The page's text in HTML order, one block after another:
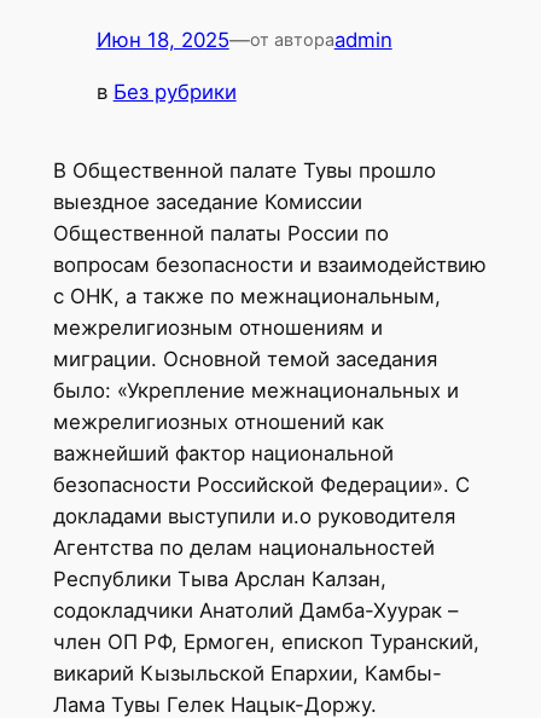
Июн 18, 2025—от автораadmin
в Без рубрики
В Общественной палате Тувы прошло
выездное заседание Комиссии
Общественной палаты России по
вопросам безопасности и взаимодействию
с ОНК, а также по межнациональным,
межрелигиозным отношениям и
миграции. Основной темой заседания
было: «Укрепление межнациональных и
межрелигиозных отношений как
важнейший фактор национальной
безопасности Российской Федерации». С
докладами выступили и.о руководителя
Агентства по делам национальностей
Республики Тыва Арслан Калзан,
содокладчики Анатолий Дамба-Хуурак –
член ОП РФ, Ермоген, епископ Туранский,
викарий Кызыльской Епархии, Камбы-
Лама Тувы Гелек Нацык-Доржу.